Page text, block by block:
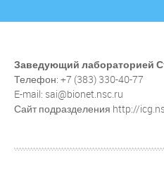
Заведующий лабораторией
Телефон: +7 (383) 330-40-77
E-mail: sai@bionet.nsc.ru
Сайт подразделения http://